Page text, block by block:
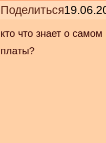
Поделиться
кто что знает о
платы?